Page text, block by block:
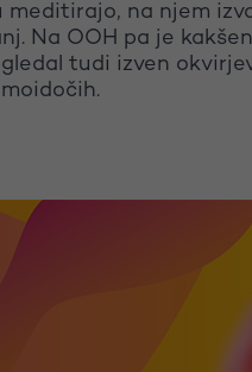
meditirajo, na njem
Na OOH pa je
tudi izven